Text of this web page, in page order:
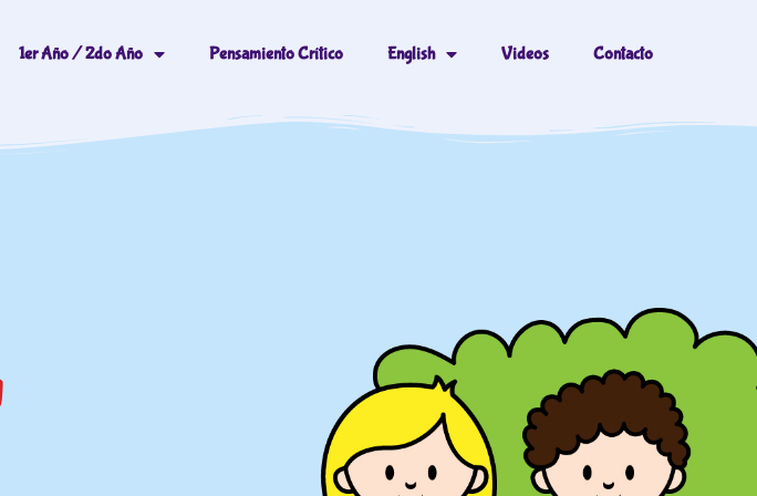
1er Año / 2do Año Pensamiento Crítico English Videos Contacto